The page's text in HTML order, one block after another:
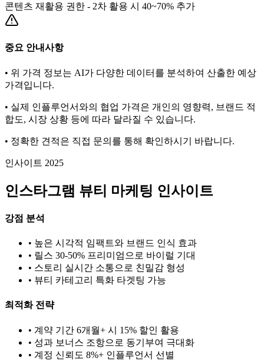
콘텐츠 재활용 권한 - 2차 활용 시 40~70% 추가
중요 안내사항
• 위 가격 정보는 AI가 다양한 데이터를 분석하여 산출한 예상
가격입니다.
• 실제 인플루언서와의 협업 가격은 개인의 영향력, 브랜드 적
합도, 시장 상황 등에 따라 달라질 수 있습니다.
• 정확한 견적은 직접 문의를 통해 확인하시기 바랍니다.
인사이트 2025
인스타그램 뷰티 마케팅 인사이트
강점 분석
• 높은 시각적 임팩트와 브랜드 인식 효과
• 릴스 30-50% 프리미엄으로 바이럴 기대
• 스토리 실시간 소통으로 친밀감 형성
• 뷰티 카테고리 특화 타겟팅 가능
최적화 전략
• 계약 기간 6개월+ 시 15% 할인 활용
• 성과 보너스 조항으로 동기부여 극대화
• 계정 신뢰도 8%+ 인플루언서 선별